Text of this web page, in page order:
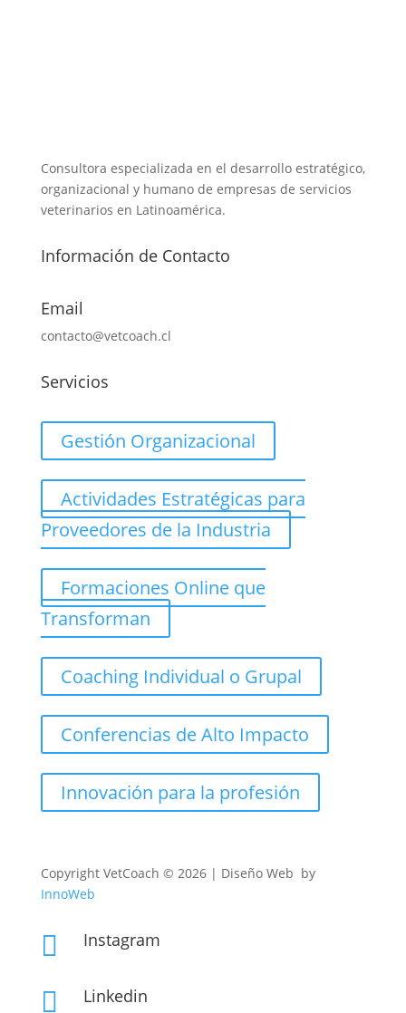
Consultora especializada en el desarrollo estratégico,
organizacional y humano de empresas de servicios
veterinarios en Latinoamérica.
Información de Contacto
Email
contacto@vetcoach.cl
Servicios
Gestión Organizacional
Actividades Estratégicas para
Proveedores de la Industria
Formaciones Online que
Transforman
Coaching Individual o Grupal
Conferencias de Alto Impacto
Innovación para la profesión
CopyrightVetCoach © 2026 | Diseño Web by
InnoWeb
 Instagram
 Linkedin